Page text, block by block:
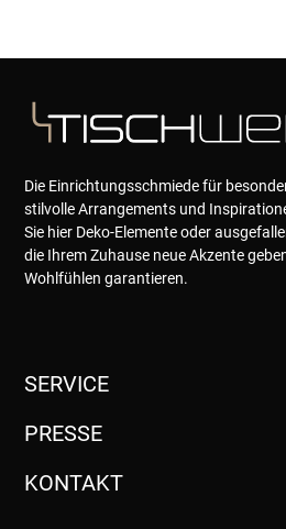
Die Einrichtungsschmiede für
stilvolle Arrangements und
Sie hier Deko-Elemente oder
die Ihrem Zuhause neue Akzente
Wohlfühlen garantieren.
SERVICE
PRESSE
KONTAKT